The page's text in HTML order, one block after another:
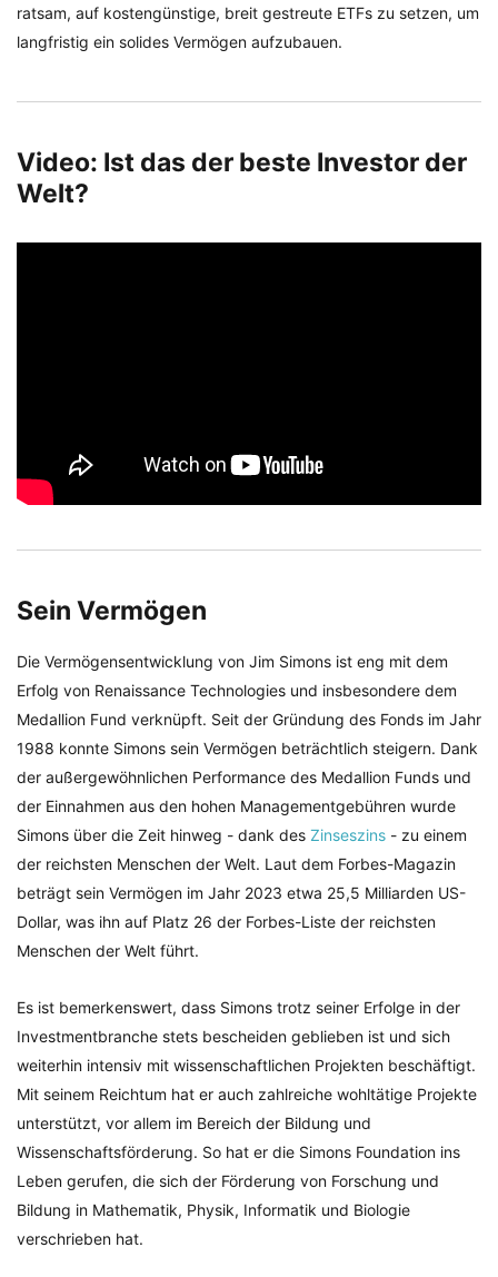
ratsam, auf kostengünstige, breit gestreute ETFs zu setzen, um
langfristig ein solides Vermögen aufzubauen.
Video: Ist das der beste Investor der
Welt?
Sein Vermögen
Die Vermögensentwicklung von Jim Simons ist eng mit dem
Erfolg von Renaissance Technologies und insbesondere dem
Medallion Fund verknüpft. Seit der Gründung des Fonds im Jahr
1988 konnte Simons sein Vermögen beträchtlich steigern. Dank
der außergewöhnlichen Performance des Medallion Funds und
der Einnahmen aus den hohen Managementgebühren wurde
Simons über die Zeit hinweg - dank des Zinseszins - zu einem
der reichsten Menschen der Welt. Laut dem Forbes-Magazin
beträgt sein Vermögen im Jahr 2023 etwa 25,5 Milliarden US-
Dollar, was ihn auf Platz 26 der Forbes-Liste der reichsten
Menschen der Welt führt.
Es ist bemerkenswert, dass Simons trotz seiner Erfolge in der
Investmentbranche stets bescheiden geblieben ist und sich
weiterhin intensiv mit wissenschaftlichen Projekten beschäftigt.
Mit seinem Reichtum hat er auch zahlreiche wohltätige Projekte
unterstützt, vor allem im Bereich der Bildung und
Wissenschaftsförderung. So hat er die Simons Foundation ins
Leben gerufen, die sich der Förderung von Forschung und
Bildung in Mathematik, Physik, Informatik und Biologie
verschrieben hat.